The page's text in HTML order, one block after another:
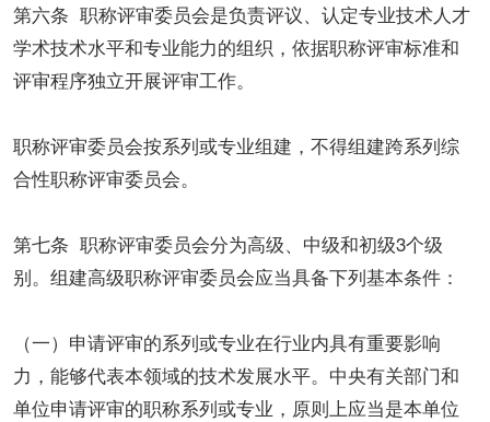
第六条 职称评审委员会是负责评议、认定专业技术人才
学术技术水平和专业能力的组织，依据职称评审标准和
评审程序独立开展评审工作。
职称评审委员会按系列或专业组建，不得组建跨系列综
合性职称评审委员会。
第七条 职称评审委员会分为高级、中级和初级3个级
别。组建高级职称评审委员会应当具备下列基本条件：
（一）申请评审的系列或专业在行业内具有重要影响
力，能够代表本领域的技术发展水平。中央有关部门和
单位申请评审的职称系列或专业，原则上应当是本单位